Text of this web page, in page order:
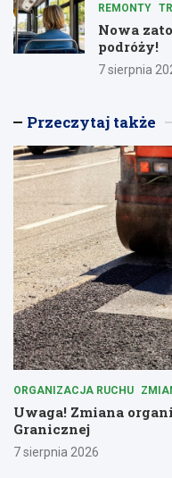
REMONTY
Nowa
podróży!
7 sierpnia
Przeczytaj także
ORGANIZACJA RUCHU
Uwaga! Zmiana
Granicznej
7 sierpnia 2026